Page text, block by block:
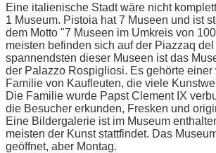
Eine italienische Stadt wäre nicht
1 Museum. Pistoia hat 7 Museen und ist
dem Motto "7 Museen im Umkreis von
meisten befinden sich auf der Piazzaq
spannendsten dieser Museen ist das
der Palazzo Rospigliosi. Es gehörte
Familie von Kaufleuten, die viele
Die Familie wurde Papst Clement IX
die Besucher erkunden, Fresken und
Eine Bildergalerie ist im Museum
meisten der Kunst stattfindet. Das
geöffnet, aber Montag.